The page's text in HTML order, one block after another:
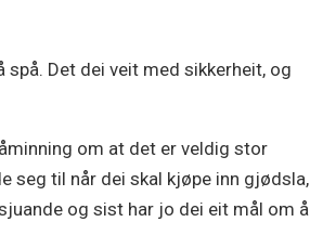
spå. Det dei veit med sikkerheit, og
om at det er veldig stor
seg til når dei skal kjøpe inn gjødsla,
og sist har jo dei eit mål om å